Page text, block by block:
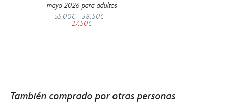
mayo 2026 para adultos
55.00€
38.50€
27.50€
También comprado por otras personas